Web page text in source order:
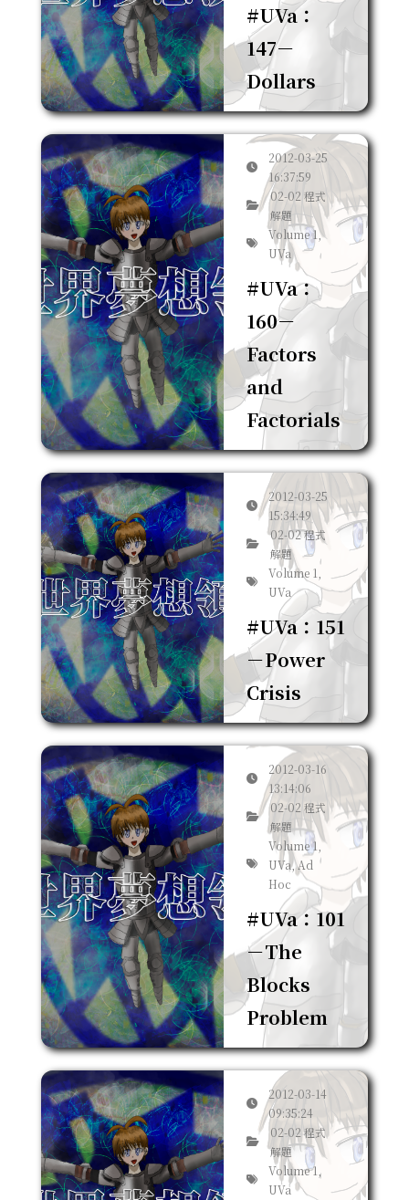
#UVa：
147－
Dollars
2012-03-25
16:37:59
02-02 程式
解題
Volume 1,
UVa
#UVa：
160－
Factors
and
Factorials
2012-03-25
15:34:49
02-02 程式
解題
Volume 1,
UVa
#UVa：151
－Power
Crisis
2012-03-16
13:14:06
02-02 程式
解題
Volume 1,
UVa, Ad
Hoc
#UVa：101
－The
Blocks
Problem
2012-03-14
09:35:24
02-02 程式
解題
Volume 1,
UVa